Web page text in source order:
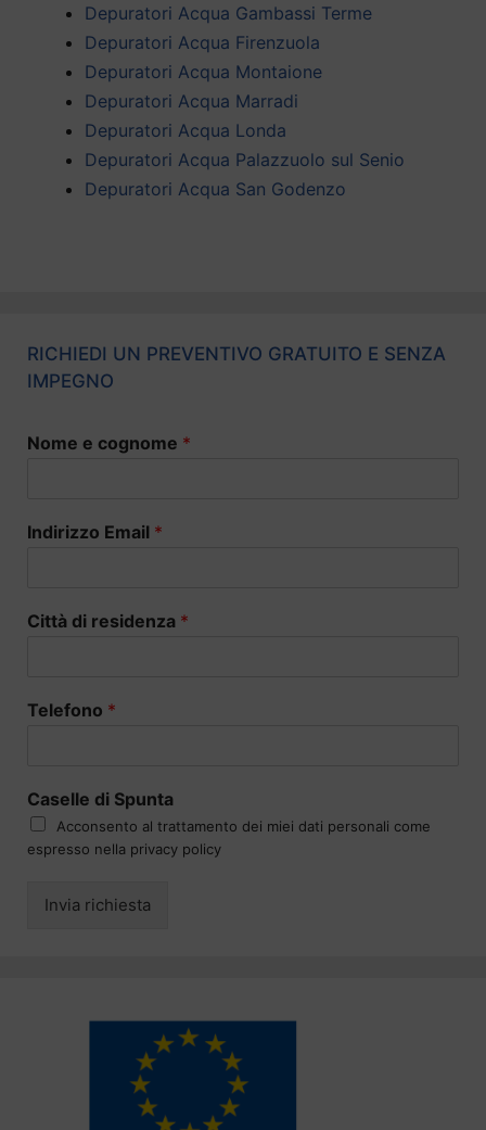
Depuratori Acqua Gambassi Terme
Depuratori Acqua Firenzuola
Depuratori Acqua Montaione
Depuratori Acqua Marradi
Depuratori Acqua Londa
Depuratori Acqua Palazzuolo sul Senio
Depuratori Acqua San Godenzo
RICHIEDI UN PREVENTIVO GRATUITO E SENZA
IMPEGNO
Nome e cognome *
Indirizzo Email *
Città di residenza *
Telefono *
Caselle di Spunta
Acconsento al trattamento dei miei dati personali come
espresso nella privacy policy
Invia richiesta